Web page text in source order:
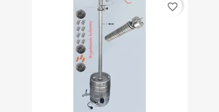
favorite_border